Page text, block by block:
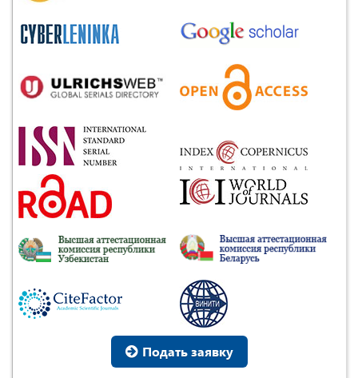
Подать заявку